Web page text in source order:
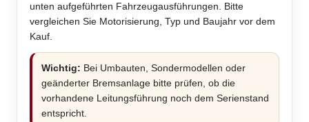
unten aufgeführten Fahrzeugausführungen. Bitte
vergleichen Sie Motorisierung, Typ und Baujahr vor dem
Kauf.
Wichtig: Bei Umbauten, Sondermodellen oder
geänderter Bremsanlage bitte prüfen, ob die
vorhandene Leitungsführung noch dem Serienstand
entspricht.